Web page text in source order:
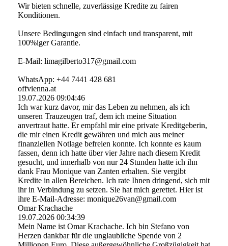
Wir bieten schnelle, zuverlässige Kredite zu fairen
Konditionen.
Unsere Bedingungen sind einfach und transparent, mit
100%iger Garantie.
E-Mail: limagilberto317@­gmail.­com
WhatsApp: +44 7441 428 681
offvienna.at
19.07.2026 09:04:46
Ich war kurz davor, mir das Leben zu nehmen, als ich
unseren Trauzeugen traf, dem ich meine Situation
anvertraut hatte. Er empfahl mir eine private Kreditgeberin,
die mir einen Kredit gewähren und mich aus meiner
finanziellen Notlage befreien konnte. Ich konnte es kaum
fassen, denn ich hatte über vier Jahre nach diesem Kredit
gesucht, und innerhalb von nur 24 Stunden hatte ich ihn
dank Frau Monique van Zanten erhalten. Sie vergibt
Kredite in allen Bereichen. Ich rate Ihnen dringend, sich mit
ihr in Verbindung zu setzen. Sie hat mich gerettet. Hier ist
ihre E-Mail-Adresse: monique26van@gmail.com
Omar Krachache
19.07.2026 00:34:39
Mein Name ist Omar Krachache. Ich bin Stefano von
Herzen dankbar für die unglaubliche Spende von 2